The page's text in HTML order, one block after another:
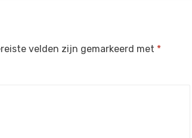
velden zijn gemarkeerd met *